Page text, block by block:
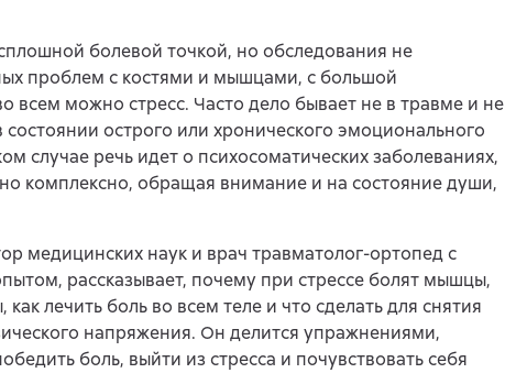
болевой точкой, но обследования не
проблем с костями и мышцами, с большой
всем можно стресс. Часто дело бывает не в травме и не
состоянии острого или хронического эмоционального
случае речь идет о психосоматических заболеваниях,
комплексно, обращая внимание и на состояние души,
медицинских наук и врач травматолог-ортопед с
рассказывает, почему при стрессе болят мышцы,
как лечить боль во всем теле и что сделать для снятия
напряжения. Он делится упражнениями,
боль, выйти из стресса и почувствовать себя